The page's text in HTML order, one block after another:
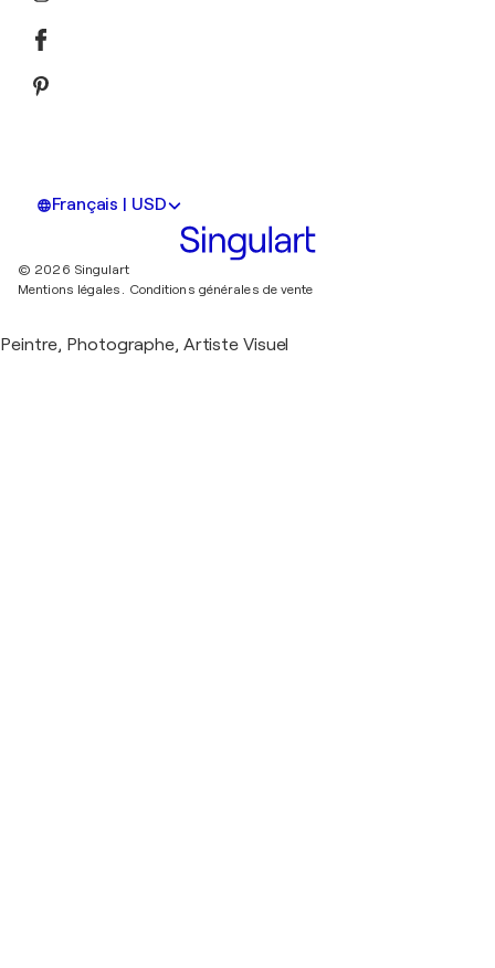
Français | USD
© 2026 Singulart
Mentions légales. Conditions générales de vente
Peintre, Photographe, Artiste Visuel